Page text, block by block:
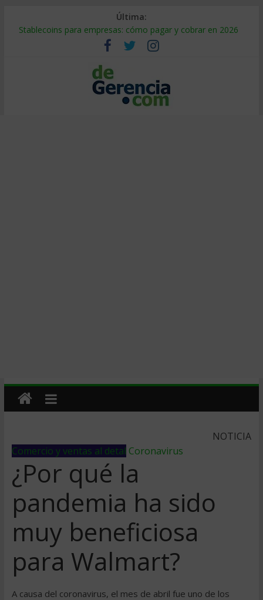
Última:
Stablecoins para empresas: cómo pagar y cobrar en 2026
Despido silencioso: qué es y por qué sale tan caro
IA en selección de personal: cómo auditarla a tiempo
Trabajo forzoso en la cadena de suministro: qué hacer
Mercado hispano de EE. UU.: cómo segmentarlo y venderle
NOTICIA
Comercio y ventas al detal Coronavirus
¿Por qué la
pandemia ha sido
muy beneficiosa
para Walmart?
A causa del coronavirus, el mes de abril fue uno de los